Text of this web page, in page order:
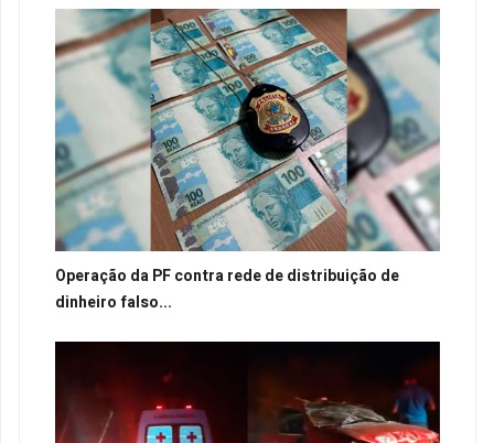
Operação da PF contra rede de distribuição de
dinheiro falso...